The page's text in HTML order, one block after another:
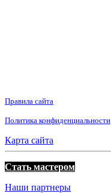
Правила сайта
Политика конфиденциальности
Карта сайта
Стать мастером
Наши партнеры